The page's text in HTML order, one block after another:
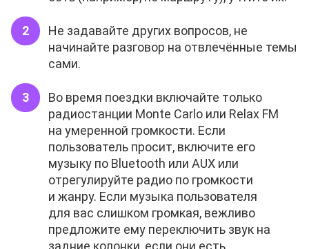
Не задавайте других вопросов, не
начинайте разговор на отвлечённые темы
сами.
Во время поездки включайте только
радиостанции Monte Carlo или Relax FM
на умеренной громкости. Если
пользователь просит, включите его
музыку по Bluetooth или AUX или
отрегулируйте радио по громкости
и жанру. Если музыка пользователя
для вас слишком громкая, вежливо
предложите ему переключить звук на
задние колонки, если они есть.